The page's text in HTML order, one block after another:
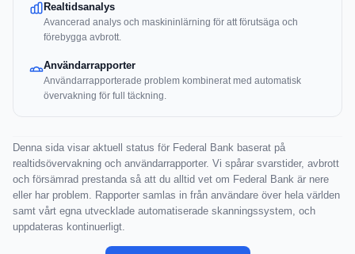
Realtidsanalys
Avancerad analys och maskininlärning för att förutsäga och
förebygga avbrott.
Användarrapporter
Användarrapporterade problem kombinerat med automatisk
övervakning för full täckning.
Denna sida visar aktuell status för Federal Bank baserat på
realtidsövervakning och användarrapporter. Vi spårar svarstider, avbrott
och försämrad prestanda så att du alltid vet om Federal Bank är nere
eller har problem. Rapporter samlas in från användare över hela världen
samt vårt egna utvecklade automatiserade skanningssystem, och
uppdateras kontinuerligt.